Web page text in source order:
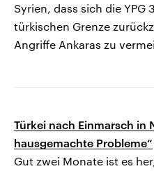
Syrien, dass sich die YPG
türkischen Grenze
Angriffe Ankaras zu
Türkei nach Einmarsch in
hausgemachte Probleme“
Gut zwei Monate ist es